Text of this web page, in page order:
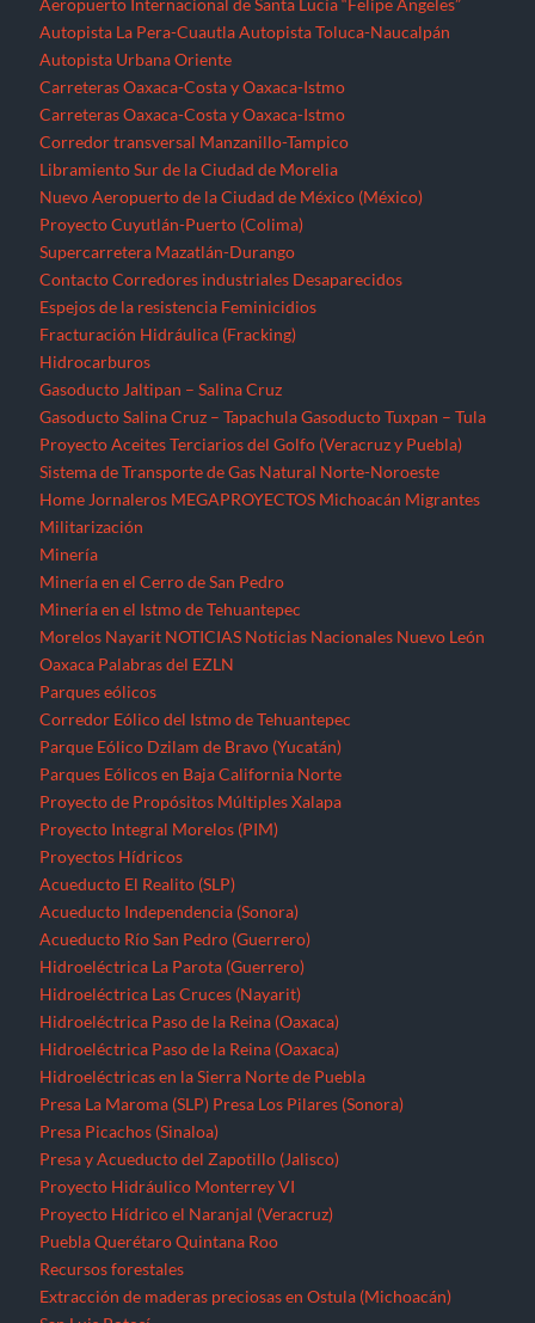
Autopista La Pera-Cuautla Autopista Toluca-Naucalpán
Autopista Urbana Oriente
Carreteras Oaxaca-Costa y Oaxaca-Istmo
Carreteras Oaxaca-Costa y Oaxaca-Istmo
Corredor transversal Manzanillo-Tampico
Libramiento Sur de la Ciudad de Morelia
Nuevo Aeropuerto de la Ciudad de México (México)
Proyecto Cuyutlán-Puerto (Colima)
Supercarretera Mazatlán-Durango
Contacto Corredores industriales Desaparecidos
Espejos de la resistencia Feminicidios
Fracturación Hidráulica (Fracking)
Hidrocarburos
Gasoducto Jaltipan – Salina Cruz
Gasoducto Salina Cruz – Tapachula Gasoducto Tuxpan – Tula
Proyecto Aceites Terciarios del Golfo (Veracruz y Puebla)
Sistema de Transporte de Gas Natural Norte-Noroeste
Home Jornaleros MEGAPROYECTOS Michoacán Migrantes
Militarización
Minería
Minería en el Cerro de San Pedro
Minería en el Istmo de Tehuantepec
Morelos Nayarit NOTICIAS Noticias Nacionales Nuevo León
Oaxaca Palabras del EZLN
Parques eólicos
Corredor Eólico del Istmo de Tehuantepec
Parque Eólico Dzilam de Bravo (Yucatán)
Parques Eólicos en Baja California Norte
Proyecto de Propósitos Múltiples Xalapa
Proyecto Integral Morelos (PIM)
Proyectos Hídricos
Acueducto El Realito (SLP)
Acueducto Independencia (Sonora)
Acueducto Río San Pedro (Guerrero)
Hidroeléctrica La Parota (Guerrero)
Hidroeléctrica Las Cruces (Nayarit)
Hidroeléctrica Paso de la Reina (Oaxaca)
Hidroeléctrica Paso de la Reina (Oaxaca)
Hidroeléctricas en la Sierra Norte de Puebla
Presa La Maroma (SLP) Presa Los Pilares (Sonora)
Presa Picachos (Sinaloa)
Presa y Acueducto del Zapotillo (Jalisco)
Proyecto Hidráulico Monterrey VI
Proyecto Hídrico el Naranjal (Veracruz)
Puebla Querétaro Quintana Roo
Recursos forestales
Extracción de maderas preciosas en Ostula (Michoacán)